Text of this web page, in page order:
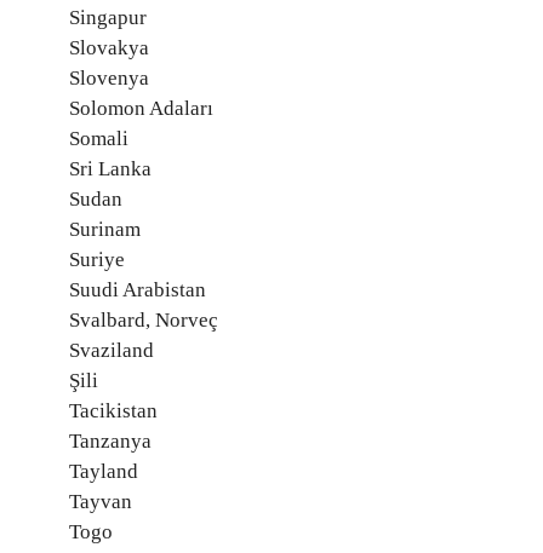
Singapur
Slovakya
Slovenya
Solomon Adaları
Somali
Sri Lanka
Sudan
Surinam
Suriye
Suudi Arabistan
Svalbard, Norveç
Svaziland
Şili
Tacikistan
Tanzanya
Tayland
Tayvan
Togo